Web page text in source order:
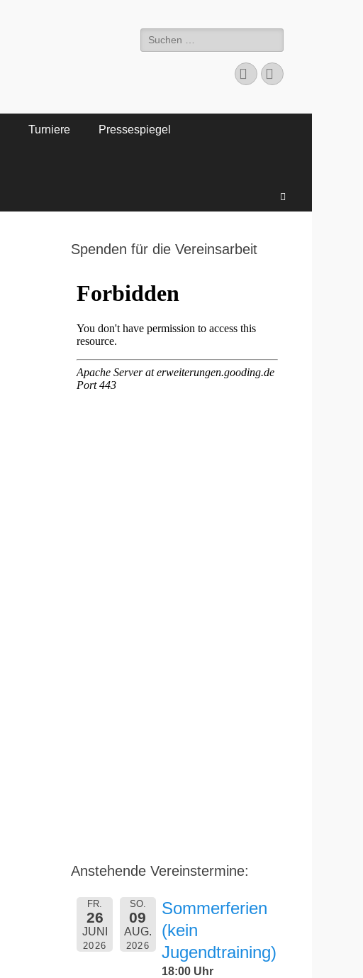
Suche
nach:
FacebookWordPress
Turniere Pressespiegel
Spenden für die Vereinsarbeit
Anstehende Vereinstermine:
FR.
26
JUNI
2026
SO.
09
AUG.
2026
Sommerferien
(kein
Jugendtraining)
18:00 Uhr